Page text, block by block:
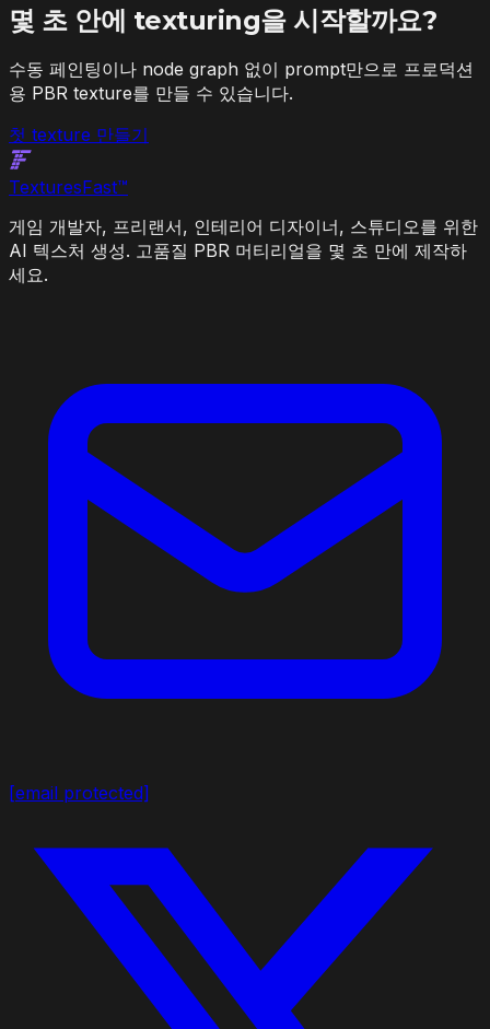
몇 초 안에 texturing을 시작할까요?
수동 페인팅이나 node graph 없이 prompt만으로 프로덕션
용 PBR texture를 만들 수 있습니다.
첫 texture 만들기
TexturesFast™
게임 개발자, 프리랜서, 인테리어 디자이너, 스튜디오를 위한
AI 텍스처 생성. 고품질 PBR 머티리얼을 몇 초 만에 제작하
세요.
[email protected]